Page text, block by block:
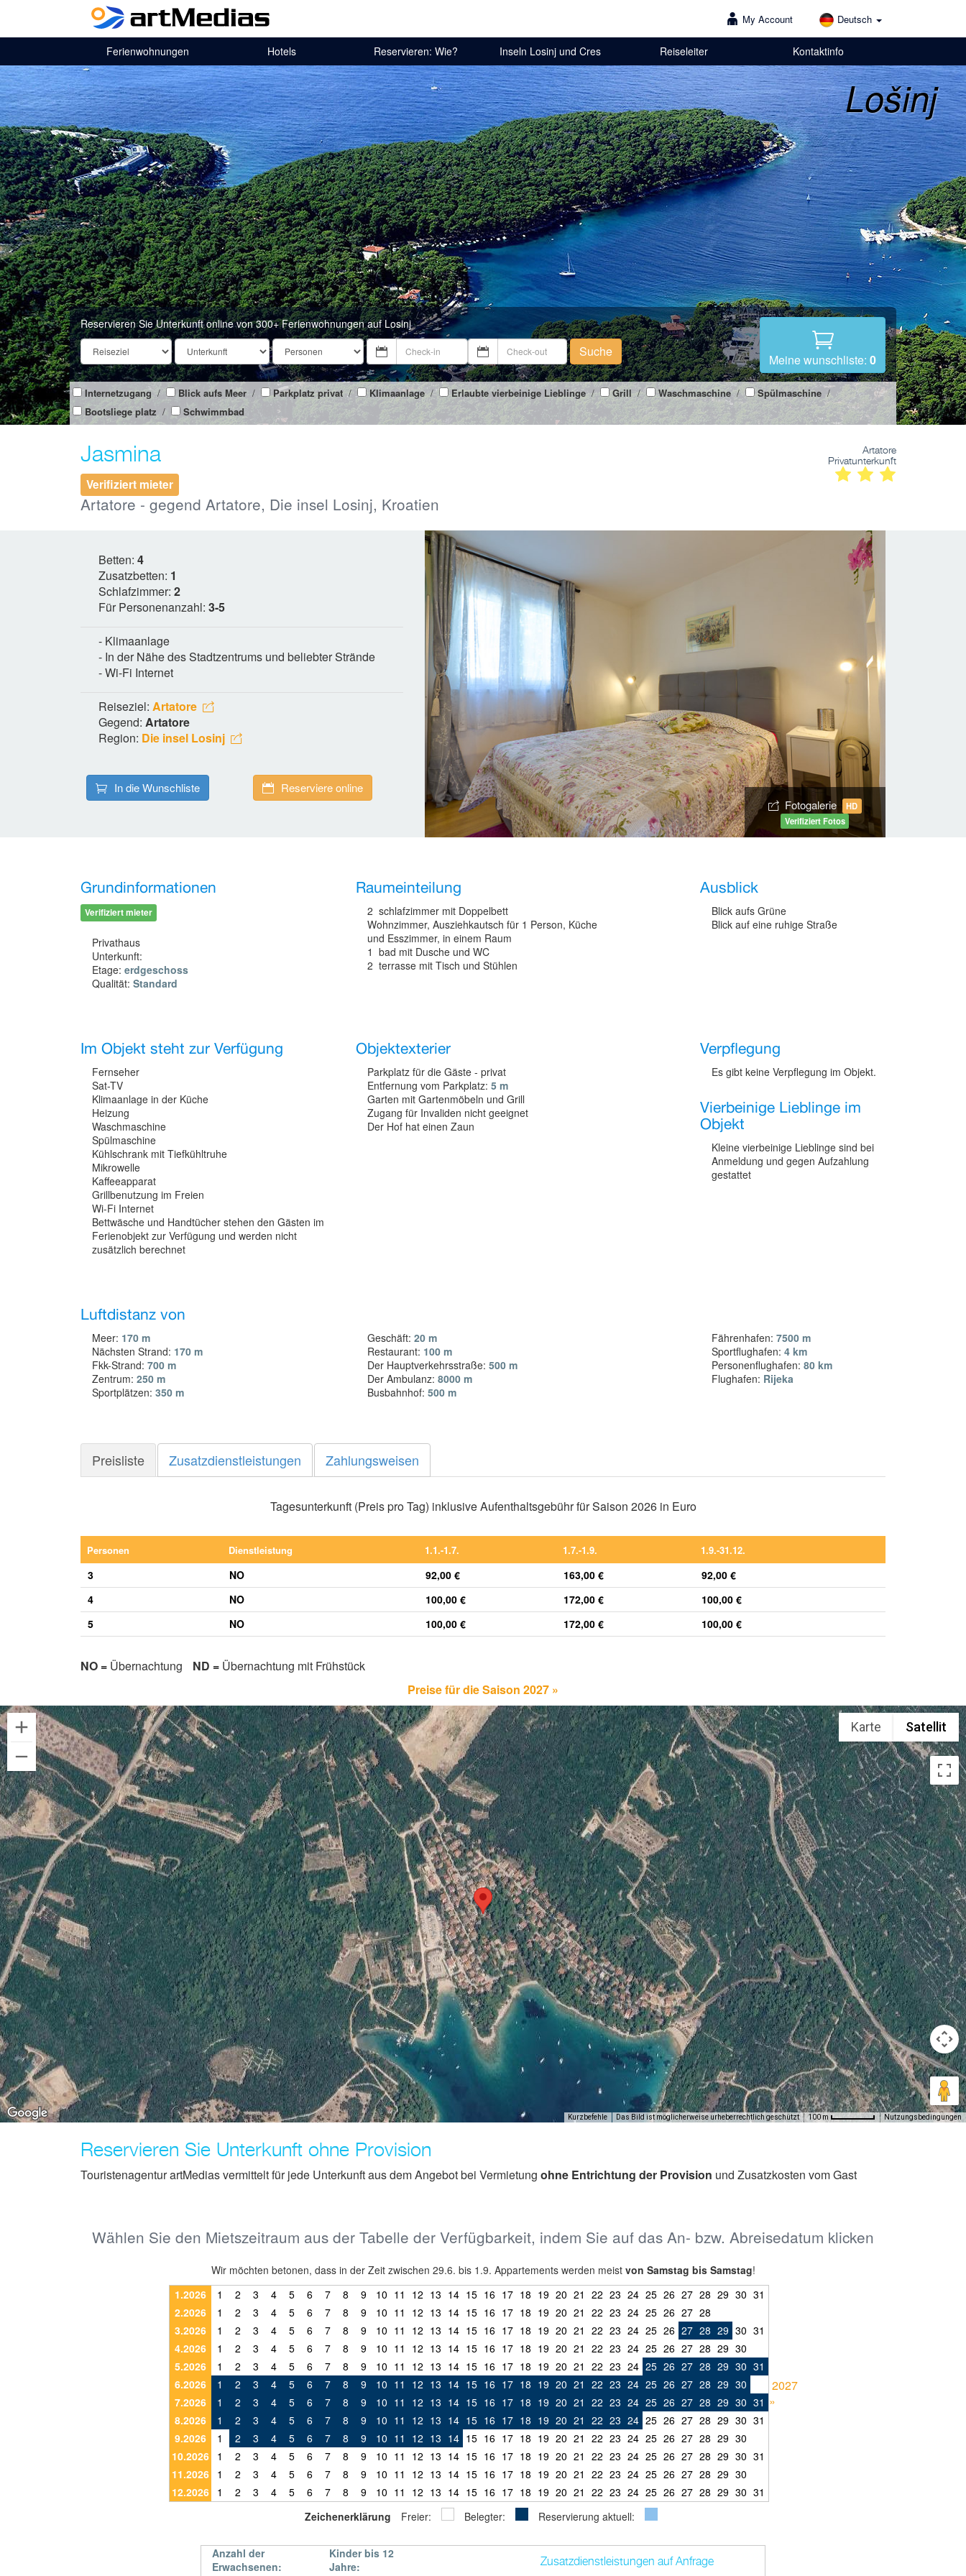
My Account Deutsch
Ferienwohnungen Hotels Reservieren: Wie? Inseln Losinj und Cres Reiseleiter Kontaktinfo
Lošinj
Reservieren Sie Unterkunft online von 300+ Ferienwohnungen auf Losinj
Suche
Meine wunschliste: 0
Internetzugang / Blick aufs Meer / Parkplatz privat / Klimaanlage/ Erlaubte vierbeinige Lieblinge/ Grill / Waschmaschine/ Spülmaschine /
Bootsliege platz / Schwimmbad
Jasmina
Verifiziert mieter
Artatore - gegend Artatore, Die insel Losinj, Kroatien
Artatore
Privatunterkunft
Betten: 4
Zusatzbetten: 1
Schlafzimmer: 2
Für Personenanzahl: 3-5
- Klimaanlage
- In der Nähe des Stadtzentrums und beliebter Strände
- Wi-Fi Internet
Reiseziel: Artatore
Gegend: Artatore
Region: Die insel Losinj
In die Wunschliste
Reserviere online
Fotogalerie
HD
Verifiziert Fotos
Grundinformationen
Verifiziert mieter
Privathaus
Unterkunft:
Etage: erdgeschoss
Qualität: Standard
Raumeinteilung
2 schlafzimmer mit Doppelbett
Wohnzimmer, Ausziehkautsch für 1 Person, Küche
und Esszimmer, in einem Raum
1 bad mit Dusche und WC
2 terrasse mit Tisch und Stühlen
Ausblick
Blick aufs Grüne
Blick auf eine ruhige Straße
Im Objekt steht zur Verfügung
Fernseher
Sat-TV
Klimaanlage in der Küche
Heizung
Waschmaschine
Spülmaschine
Kühlschrank mit Tiefkühltruhe
Mikrowelle
Kaffeeapparat
Grillbenutzung im Freien
Wi-Fi Internet
Bettwäsche und Handtücher stehen den Gästen im
Ferienobjekt zur Verfügung und werden nicht
zusätzlich berechnet
Objektexterier
Parkplatz für die Gäste - privat
Entfernung vom Parkplatz:5 m
Garten mit Gartenmöbeln und Grill
Zugang für Invaliden nicht geeignet
Der Hof hat einen Zaun
Verpflegung
Es gibt keine Verpflegung im Objekt.
Vierbeinige Lieblinge im
Objekt
Kleine vierbeinige Lieblinge sind bei
Anmeldung und gegen Aufzahlung
gestattet
Luftdistanz von
Meer: 170 m
Nächsten Strand: 170 m
Fkk-Strand: 700 m
Zentrum: 250 m
Sportplätzen: 350 m
Geschäft:20 m
Restaurant: 100 m
Der Hauptverkehrsstraße:500 m
Der Ambulanz:8000 m
Busbahnhof:500 m
Fährenhafen:7500 m
Sportflughafen:4 km
Personenflughafen:80 km
Flughafen: Rijeka
Preisliste Zusatzdienstleistungen Zahlungsweisen
Tagesunterkunft (Preis pro Tag) inklusive Aufenthaltsgebühr für Saison 2026 in Euro
Personen Dienstleistung 1.1.-1.7. 1.7.-1.9. 1.9.-31.12.
3 NO 92,00 € 163,00 €
92,00 €
4
NO 100,00 € 172,00 €
100,00 €
5
NO 100,00 € 172,00 € 100,00 €
NO = Übernachtung ND = Übernachtung mit Frühstück
Preise für die Saison 2027 »
Karte Satellit
Kurzbefehle Das Bild ist möglicherweise urheberrechtlich geschützt 100 m Nutzungsbedingungen
Reservieren Sie Unterkunft ohne Provision
Touristenagentur artMedias vermittelt für jede Unterkunft aus dem Angebot bei Vermietung ohne Entrichtung der Provision und Zusatzkosten vom Gast
Wählen Sie den Mietszeitraum aus der Tabelle der Verfügbarkeit, indem Sie auf das An- bzw. Abreisedatum klicken
Wir möchten betonen, dass in der Zeit zwischen 29.6. bis 1.9. Appartements werden meist von Samstag bis Samstag!
1.2026
1 2 3 4 5 6 7 8 9 10 11 12 13 14 15 16 17 18 19 20 21 22 23 24 25 26 27 28 29 30 31
2.2026
1 2 3 4 5 6 7 8 9 10 11 12 13 14 15 16 17 18 19 20 21 22 23 24 25 26 27 28
3.2026
1 2 3 4 5 6 7 8 9 10 11 12 13 14 15 16 17 18 19 20 21 22 23 24 25 26 27 28 29 30 31
4.2026
1 2 3 4 5 6 7 8 9 10 11 12 13 14 15 16 17 18 19 20 21 22 23 24 25 26 27 28 29 30
5.2026
1 2 3 4 5 6 7 8 9 10 11 12 13 14 15 16 17 18 19 20 21 22 23 24 25 26 27 28 29 30 31
6.2026
1 2 3 4 5 6 7 8 9 10 11 12 13 14 15 16 17 18 19 20 21 22 23 24 25 26 27 28 29 30
7.2026
1 2 3 4 5 6 7 8 9 10 11 12 13 14 15 16 17 18 19 20 21 22 23 24 25 26 27 28 29 30 31
8.2026
1 2 3 4 5 6 7 8 9 10 11 12 13 14 15 16 17 18 19 20 21 22 23 24 25 26 27 28 29 30 31
9.2026
1 2 3 4 5 6 7 8 9 10 11 12 13 14 15 16 17 18 19 20 21 22 23 24 25 26 27 28 29 30
10.2026
1 2 3 4 5 6 7 8 9 10 11 12 13 14 15 16 17 18 19 20 21 22 23 24 25 26 27 28 29 30 31
11.2026
1 2 3 4 5 6 7 8 9 10 11 12 13 14 15 16 17 18 19 20 21 22 23 24 25 26 27 28 29 30
12.2026
1 2 3 4 5 6 7 8 9 10 11 12 13 14 15 16 17 18 19 20 21 22 23 24 25 26 27 28 29 30 31
2027
»
Zeichenerklärung Freier: Belegter: Reservierung aktuell:
Anzahl der
Erwachsenen:
Kinder bis 12
Jahre:
Zusatzdienstleistungen auf Anfrage